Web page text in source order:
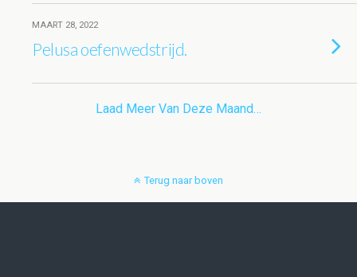
MAART 28, 2022
Pelusa oefenwedstrijd.
Laad Meer Van Deze Maand…
Terug naar boven